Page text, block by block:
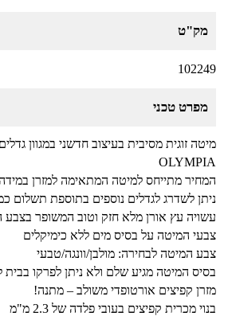
מק"ט
102249
מפרט טכני
מיטה זוגית מסיבית בעיצוב חדשני במגוון
OLYMPIA
המחיר מתייחס למיטה המתאימה למזרן במידה 140/190
ניתן לשדרג לגדלים נוספים בתוספת תשלום
עשויה עץ אורן מלא חזק וטוב המשופר בצבע
צבעי המיטה על בסיס מים ללא כימיקלים
צבע המיטה לבחירה: מולבן/וונגה/טבעי
בסיס המיטה מגיע שלם ולא ניתן לפרקו בבית
מזרן קפיצים אורטופדי משולב – מתנה!
בנוי מכרית קפיצים בעובי פלדה של 2.3 מ"מ